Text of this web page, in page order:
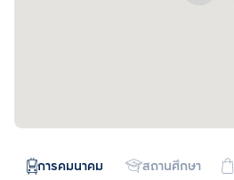
การคมนาคม สถานศึกษา